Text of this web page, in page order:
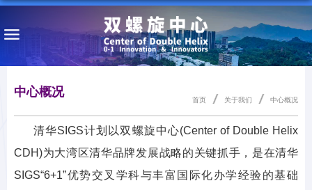
首页 关于我们 中心概况
中心概况
清华SIGS计划以双螺旋中心(Center of Double Helix
CDH)为大湾区清华品牌发展战略的关键抓手，是在清华
SIGS“6+1”优势交叉学科与丰富国际化办学经验的基础